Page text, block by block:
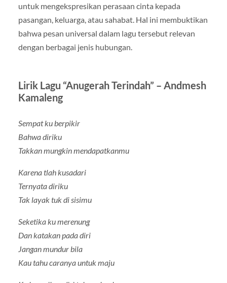
untuk mengekspresikan perasaan cinta kepada
pasangan, keluarga, atau sahabat. Hal ini membuktikan
bahwa pesan universal dalam lagu tersebut relevan
dengan berbagai jenis hubungan.
Lirik Lagu “Anugerah Terindah” – Andmesh
Kamaleng
Sempat ku berpikir
Bahwa diriku
Takkan mungkin mendapatkanmu
Karena tlah kusadari
Ternyata diriku
Tak layak tuk di sisimu
Seketika ku merenung
Dan katakan pada diri
Jangan mundur bila
Kau tahu caranya untuk maju